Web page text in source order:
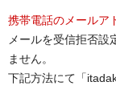
携帯電話のメールア
メールを受信拒否設
ません。
下記方法にて「